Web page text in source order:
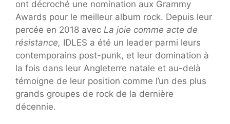
ont décroché une nomination aux Grammy
Awards pour le meilleur album rock. Depuis leur
percée en 2018 avec La joie comme acte de
résistance, IDLES a été un leader parmi leurs
contemporains post-punk, et leur domination à
la fois dans leur Angleterre natale et au-delà
témoigne de leur position comme l’un des plus
grands groupes de rock de la dernière
décennie.